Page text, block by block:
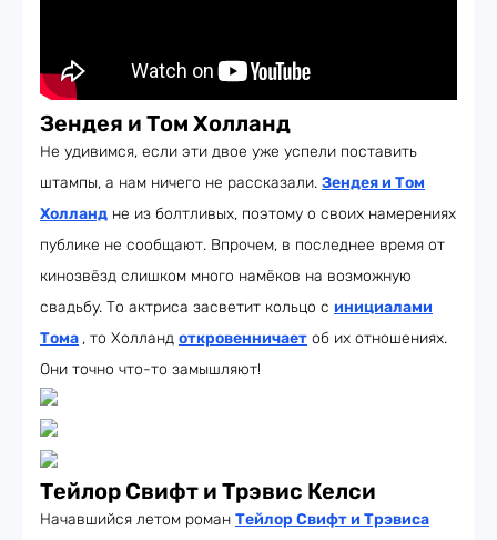
Зендея и Том Холланд
Не удивимся, если эти двое уже успели поставить
штампы, а нам ничего не рассказали. Зендея и Том
Холланд не из болтливых, поэтому о своих намерениях
публике не сообщают. Впрочем, в последнее время от
кинозвёзд слишком много намёков на возможную
свадьбу. То актриса засветит кольцо с инициалами
Тома , то Холланд откровенничает об их отношениях.
Они точно что-то замышляют!
Тейлор Свифт и Трэвис Келси
Начавшийся летом роман Тейлор Свифт и Трэвиса